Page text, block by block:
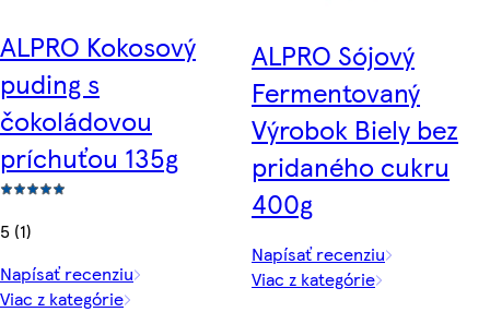
ALPRO Kokosový
puding s
čokoládovou
príchuťou 135g
5 (1)
Napísať recenziu
Viac z kategórie
ALPRO Sójový
Fermentovaný
Výrobok Biely bez
pridaného cukru
400g
Napísať recenziu
Viac z kategórie